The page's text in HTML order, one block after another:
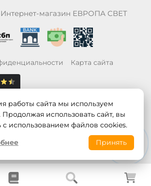
магазин ЕВРОПА СВЕТ
Карта сайта
работы сайта мы используем
использовать сайт, вы
с использованием файлов cookies.
Принять